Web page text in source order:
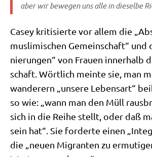
aber wir bewe­gen uns alle in die­sel­be
Casey kri­ti­sier­te vor allem die
mus­li­mi­schen Gemein­schaft“
nie­run­gen“ von Frau­en inner­halb
schaft. Wört­lich mein­te sie, man
wan­de­rern „unse­re Lebens­art“
so wie: „wann man den Müll
sich in die Rei­he stellt, oder daß
sein hat“. Sie for­der­te einen
die „neu­en Migran­ten zu